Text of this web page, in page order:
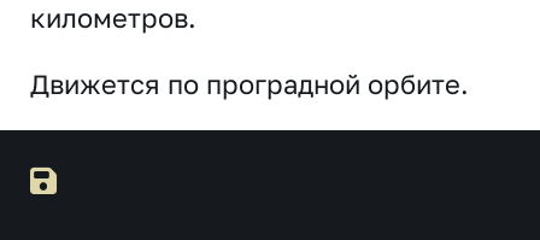
километров.
Движется по проградной орбите.